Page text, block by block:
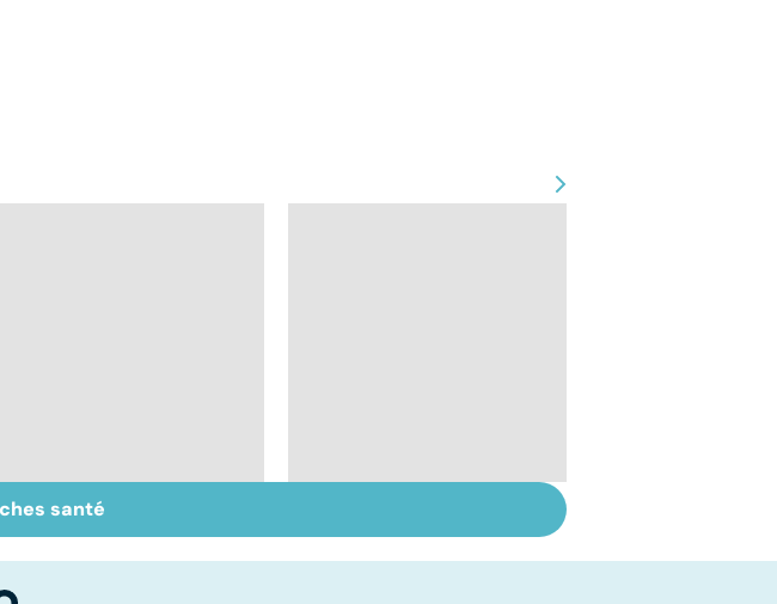
Gencives : prévenir
pour garder le sourire
vie retrouve son
santé